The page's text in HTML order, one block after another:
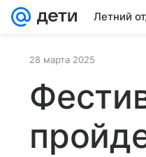
Летний
28 марта 2025